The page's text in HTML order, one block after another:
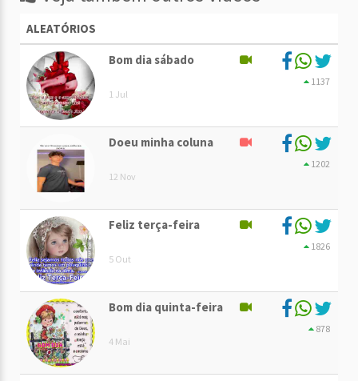
ALEATÓRIOS
Bom dia sábado
1 Jul
1137
Doeu minha coluna
12 Nov
1202
Feliz terça-feira
5 Out
1826
Bom dia quinta-feira
4 Mai
878